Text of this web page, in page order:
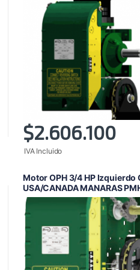
$2.606.100
IVA Incluido
Motor OPH 3/4 HP Izquierdo
USA/CANADA MANARAS